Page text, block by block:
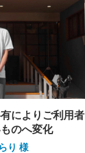
によりご利用者
のへ変化
り 様